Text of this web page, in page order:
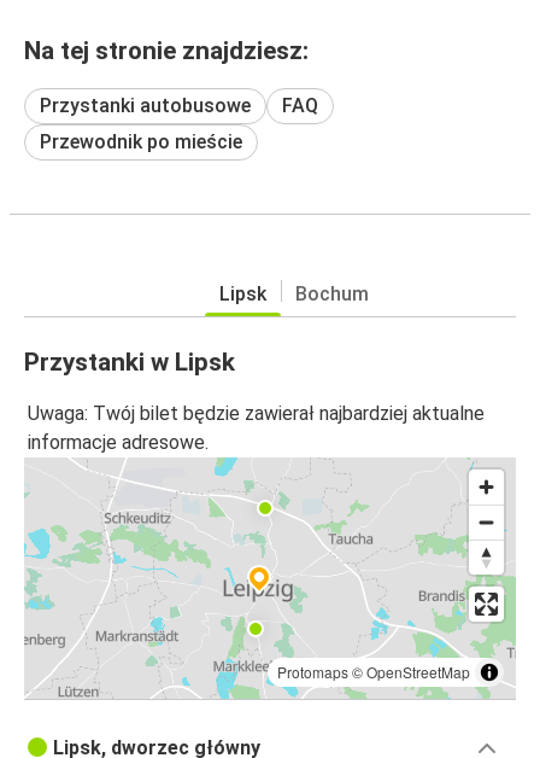
Na tej stronie znajdziesz:
Przystanki autobusowe
FAQ
Przewodnik po mieście
Lipsk Bochum
Przystanki w Lipsk
Uwaga: Twój bilet będzie zawierał najbardziej aktualne
informacje adresowe.
Protomaps©OpenStreetMap
Lipsk, dworzec główny